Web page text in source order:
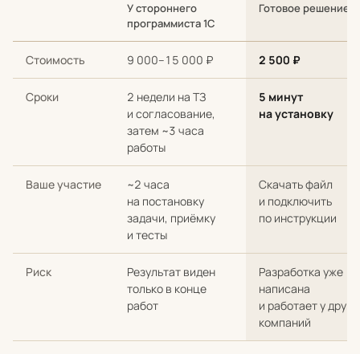
У стороннего
программиста 1С
Готовое решение
Стоимость 9 000–15 000 ₽ 2 500 ₽
Сроки
2 недели на ТЗ
и согласование,
затем ~3 часа
работы
5 минут
на установку
Ваше участие
~2 часа
на постановку
задачи, приёмку
и тесты
Скачать файл
и подключить
по инструкции
Риск
Результат виден
только в конце
работ
Разработка уже
написана
и работает у
компаний